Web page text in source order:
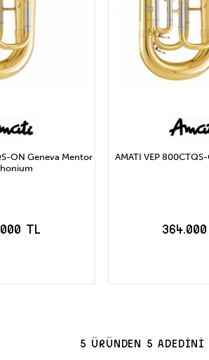
ON Geneva Mentor
TL
AMATI VEP
5 ÜRÜNDEN 5 ADEDİNİ